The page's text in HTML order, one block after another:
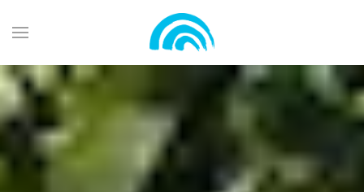
Zum Hauptinhalt springen